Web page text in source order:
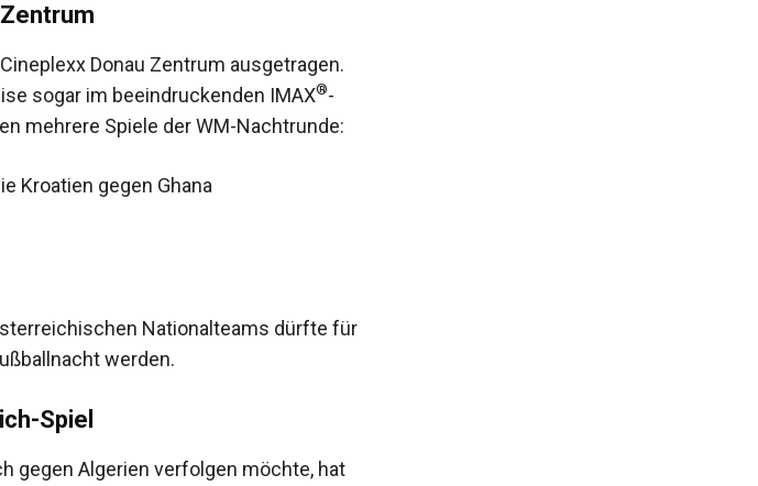
Donau Zentrum ausgetragen.
sogar im beeindruckenden IMAX®-
mehrere Spiele der WM-Nachtrunde:
Kroatien gegen Ghana
Nationalteams dürfte für
werden.
Spiel
gegen Algerien verfolgen möchte, hat